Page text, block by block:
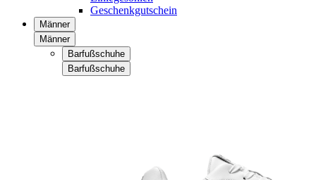
Geschenkgutschein
Männer
Männer
Barfußschuhe
Barfußschuhe